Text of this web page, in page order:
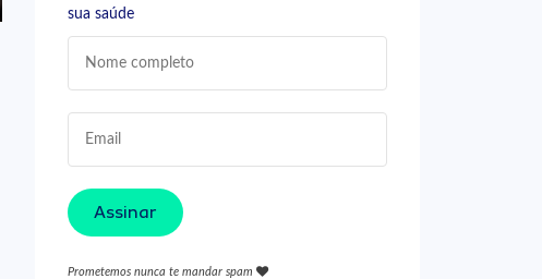
sua saúde
Assinar
Prometemos nunca te mandar spam